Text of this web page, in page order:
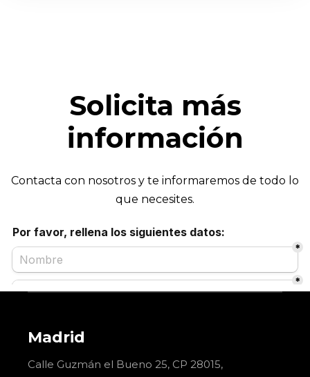
Solicita más
información
Contacta con nosotros y te informaremos de todo lo
que necesites.
Madrid
Calle Guzmán el Bueno 25, CP 28015,